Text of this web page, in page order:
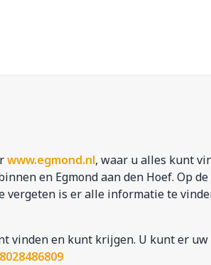
www.egmond.nl, waar u alles kunt
en Egmond aan den Hoef. Op
is er alle informatie te
vinden en kunt krijgen. U kunt er